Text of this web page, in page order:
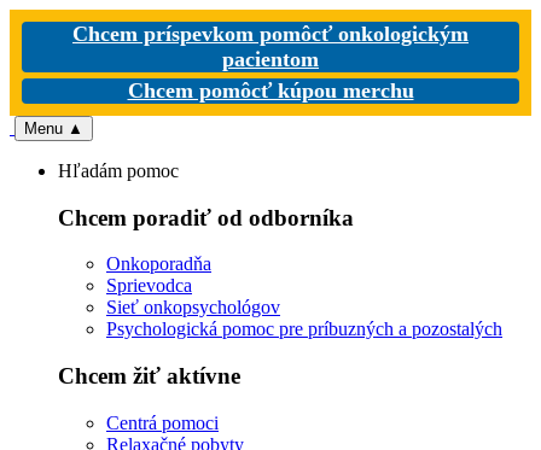
Chcem príspevkom pomôcť onkologickým
pacientom
Chcem pomôcť kúpou merchu
Menu ▲
Hľadám pomoc
Chcem poradiť od odborníka
Onkoporadňa
Sprievodca
Sieť onkopsychológov
Psychologická pomoc pre príbuzných a pozostalých
Chcem žiť aktívne
Centrá pomoci
Relaxačné pobyty